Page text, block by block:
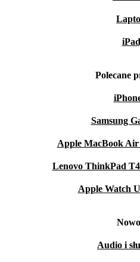
Polecane
Samsung
Apple MacBook Air
Lenovo ThinkPad
Apple Watch
Audio i